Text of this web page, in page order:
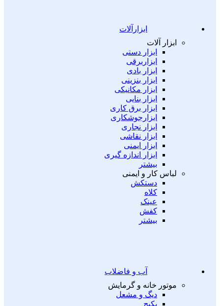
ابزارآلات
ابزار آلات
ابزار دستی
ابزاربرقی
ابزار بادی
ابزار بنزینی
ابزار مکانیکی
ابزار بنایی
ابزار برق کاری
ابزارجوشکاری
ابزار نجاری
ابزار نقاشی
ابزار ایمنی
ابزار اندازه گیری
بیشتر
لباس کار و ایمنی
دستکش
کلاه
عینک
کفش
بیشتر
آب و فاضلاب
موتور خانه و گرمایش
دیگ و مشعل
پکیج